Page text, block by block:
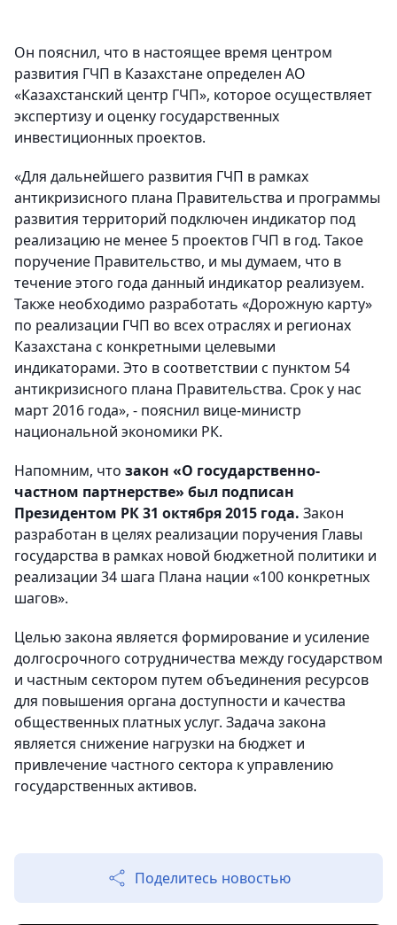
Он пояснил, что в настоящее время центром
развития ГЧП в Казахстане определен АО
«Казахстанский центр ГЧП», которое осуществляет
экспертизу и оценку государственных
инвестиционных проектов.
«Для дальнейшего развития ГЧП в рамках
антикризисного плана Правительства и программы
развития территорий подключен индикатор под
реализацию не менее 5 проектов ГЧП в год. Такое
поручение Правительство, и мы думаем, что в
течение этого года данный индикатор реализуем.
Также необходимо разработать «Дорожную карту»
по реализации ГЧП во всех отраслях и регионах
Казахстана с конкретными целевыми
индикаторами. Это в соответствии с пунктом 54
антикризисного плана Правительства. Срок у нас
март 2016 года», - пояснил вице-министр
национальной экономики РК.
Напомним, что закон «О государственно-
частном партнерстве» был подписан
Президентом РК 31 октября 2015 года. Закон
разработан в целях реализации поручения Главы
государства в рамках новой бюджетной политики и
реализации 34 шага Плана нации «100 конкретных
шагов».
Целью закона является формирование и усиление
долгосрочного сотрудничества между государством
и частным сектором путем объединения ресурсов
для повышения органа доступности и качества
общественных платных услуг. Задача закона
является снижение нагрузки на бюджет и
привлечение частного сектора к управлению
государственных активов.
Поделитесь новостью